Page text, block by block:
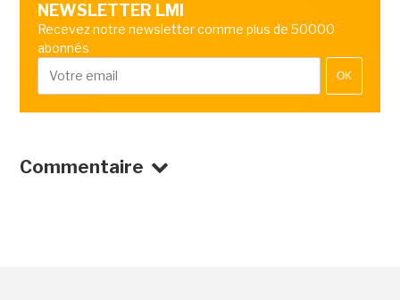
NEWSLETTER LMI
Recevez notre newsletter comme plus de 50000
abonnés
OK
Commentaire